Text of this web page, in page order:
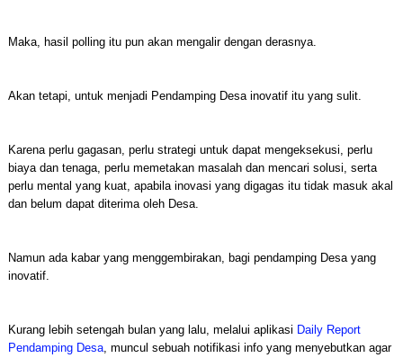
Maka, hasil polling itu pun akan mengalir dengan derasnya.
Akan tetapi, untuk menjadi Pendamping Desa inovatif itu yang sulit.
Karena perlu gagasan, perlu strategi untuk dapat mengeksekusi, perlu
biaya dan tenaga, perlu memetakan masalah dan mencari solusi, serta
perlu mental yang kuat, apabila inovasi yang digagas itu tidak masuk akal
dan belum dapat diterima oleh Desa.
Namun ada kabar yang menggembirakan, bagi pendamping Desa yang
inovatif.
Kurang lebih setengah bulan yang lalu, melalui aplikasi Daily Report
Pendamping Desa, muncul sebuah notifikasi info yang menyebutkan agar